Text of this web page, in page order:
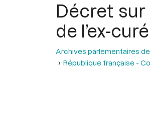
Décret
de l’ex-
Archives parlementaires de
République française -